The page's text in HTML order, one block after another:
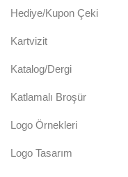
Hediye/Kupon Çeki
Kartvizit
Katalog/Dergi
Katlamalı Broşür
Logo Örnekleri
Logo Tasarım